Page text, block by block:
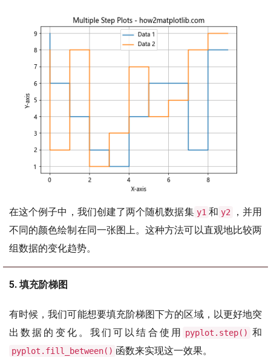
在这个例子中，我们创建了两个随机数据集 y1 和 y2
，并用
不同的颜色绘制在同一张图上。这种方法可以直观地比较两
组数据的变化趋势。
5. 填充阶梯图
有时候，我们可能想要填充阶梯图下方的区域，以更好地突
出数据的变化。我们可以结合使用 pyplot.step() 和
pyplot.fill_between() 函数来实现这一效果。